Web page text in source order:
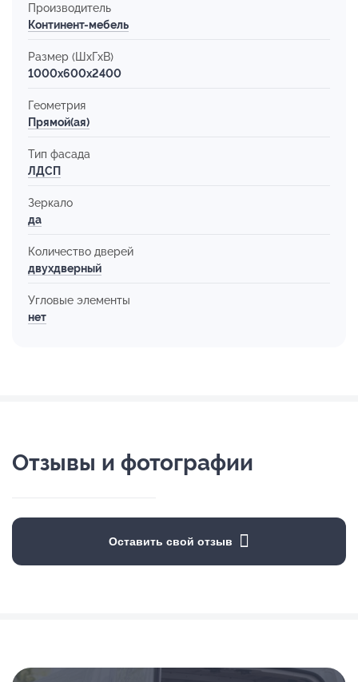
Производитель
Континент-мебель
Размер (ШхГхВ)
1000x600x2400
Геометрия
Прямой(ая)
Тип фасада
ЛДСП
Зеркало
да
Количество дверей
двухдверный
Угловые элементы
нет
Отзывы и фотографии
Оставить свой отзыв